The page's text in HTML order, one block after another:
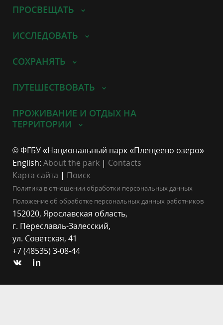
ПРОСВЕЩАТЬ
ИССЛЕДОВАТЬ
СОХРАНЯТЬ
ПУТЕШЕСТВОВАТЬ
ПРОЖИВАНИЕ И ОТДЫХ НА
ТЕРРИТОРИИ
© ФГБУ «Национальный парк «Плещеево озеро»
English: About the park | Contacts
Карта сайта | Поиск
Политика в отношении обработки персональных данных
Положение об обработке персональных данных работников
152020, Ярославская область,
г. Переславль-Залесский,
ул. Советская, 41
+7 (48535) 3-08-44